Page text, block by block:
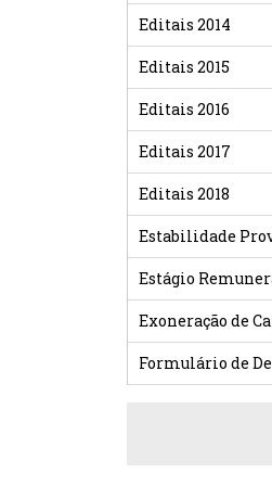
Editais 2014
Editais 2015
Editais 2016
Editais 2017
Editais 2018
Estabilidade
Estágio
Exoneração de
Formulário de